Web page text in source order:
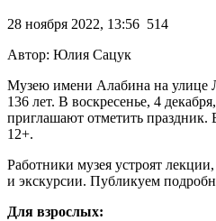
28 ноября 2022, 13:56 514
Автор: Юлия Сацук
Музею имени Алабина на улице
136 лет. В воскресенье, 4
приглашают отметить праздник.
12+.
Работники музея устроят
и экскурсии. Публикуем
Для взрослых: